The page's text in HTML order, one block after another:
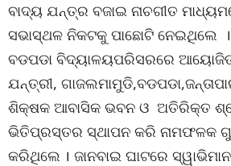
ବାଦ୍ୟ ଯନ୍ତ୍ର ବଜାଇ ନାଚଗୀତ
ସଭାସ୍ଥଳ ନିକଟକୁ ପାଛୋଟି ନେଇଥିଲେ
ବଡପଡା ବିଦ୍ୟାଳୟପରିସରରେ
ଯନ୍ତ୍ରୀ,
ଶିକ୍ଷକ ଆବାସିକ ଭବନ ଓ ଅତିରିକ୍ତ
ଭିତିପ୍ରସ୍ତର ସ୍ଥାପନ କରି ନାମଫଳକ
କରିଥିଲେ । ଜାନବାଇ ଘାଟରେ